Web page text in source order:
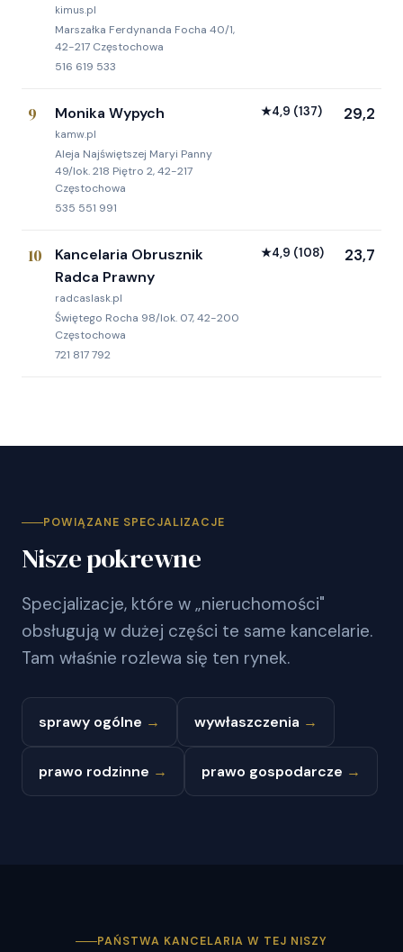
kimus.pl
Marszałka Ferdynanda Focha 40/1,
42-217 Częstochowa
516 619 533
9 Monika Wypych
kamw.pl
Aleja Najświętszej Maryi Panny
49/lok. 218 Piętro 2, 42-217
Częstochowa
535 551 991
★4,9 (137) 29,2
10
Kancelaria Obrusznik
Radca Prawny
radcaslask.pl
Świętego Rocha 98/lok. 07, 42-200
Częstochowa
721 817 792
★4,9 (108) 23,7
POWIĄZANE SPECJALIZACJE
Nisze pokrewne
Specjalizacje, które w „nieruchomości"
obsługują w dużej części te same kancelarie.
Tam właśnie rozlewa się ten rynek.
sprawy ogólne → wywłaszczenia →
prawo rodzinne → prawo gospodarcze →
PAŃSTWA KANCELARIA W TEJ NISZY